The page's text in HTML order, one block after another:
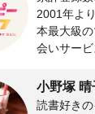
2001年よ
本最大級
会いサービ
小野塚 晴
読書好き